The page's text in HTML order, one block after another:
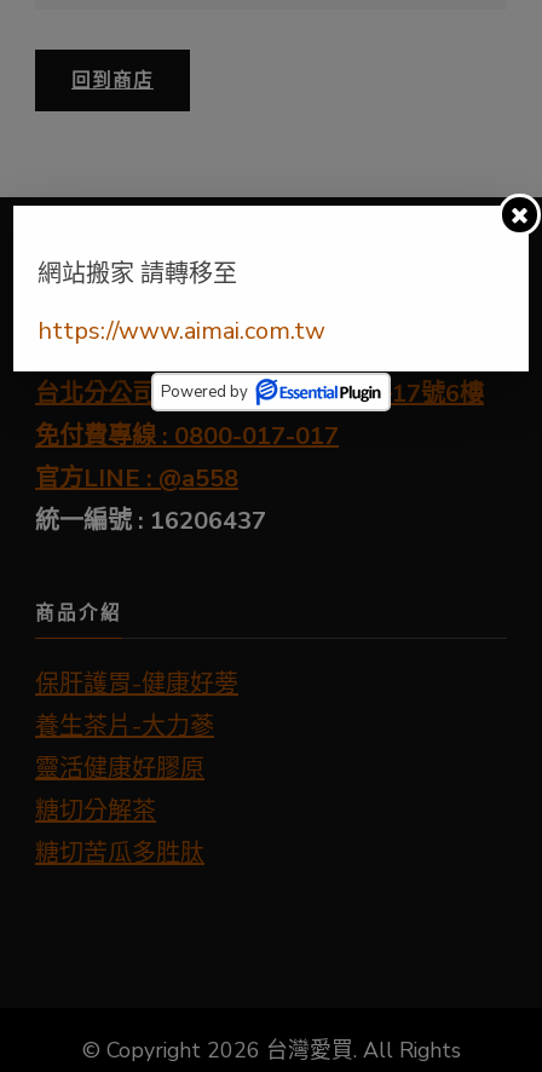
回到商店
關於我們
總公司 : 台南市海安路三段135巷103號
台北分公司 : 台北市中山區長春路17號6樓
免付費專線 : 0800-017-017
官方LINE : @a558
統一編號 : 16206437
商品介紹
保肝護胃-健康好蒡
養生茶片-大力蔘
靈活健康好膠原
糖切分解茶
糖切苦瓜多胜肽
© Copyright 2026 台灣愛買. All Rights
網站搬家 請轉移至
https://www.aimai.com.tw
Powered by